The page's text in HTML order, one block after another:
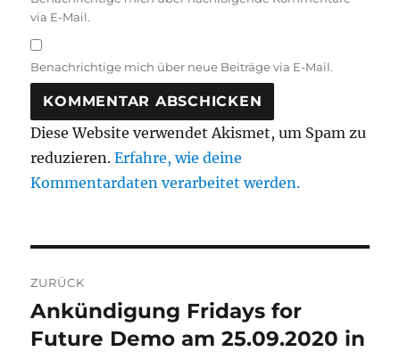
via E-Mail.
Benachrichtige mich über neue Beiträge via E-Mail.
Diese Website verwendet Akismet, um Spam zu
reduzieren.Erfahre, wie deine
Kommentardaten verarbeitet werden.
ZURÜCK
Vorheriger
Beitrag:
Ankündigung Fridays for
Future Demo am 25.09.2020 in